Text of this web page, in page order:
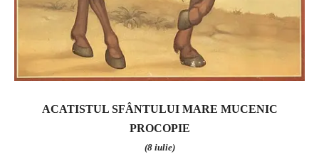
ACATISTUL SFÂNTULUI MARE MUCENIC
PROCOPIE
(8 iulie)